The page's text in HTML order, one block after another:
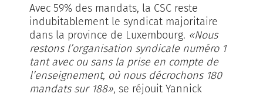
Avec 59% des mandats, la CSC reste
indubitablement le syndicat majoritaire
dans la province de Luxembourg. «Nous
restons l’organisation syndicale numéro 1
tant avec ou sans la prise en compte de
l’enseignement, où nous décrochons 180
mandats sur 188», se réjouit Yannick